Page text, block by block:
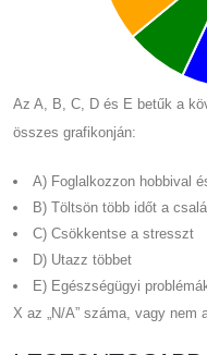
Az A, B, C, D és E betűk a
összes grafikonján:
A) Foglalkozzon hobbival
B) Töltsön több időt a
C) Csökkentse a stresszt
D) Utazz többet
E) Egészségügyi
X az „N/A” száma, vagy nem